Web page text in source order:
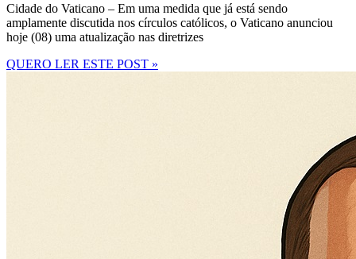
Cidade do Vaticano – Em uma medida que já está sendo
amplamente discutida nos círculos católicos, o Vaticano anunciou
hoje (08) uma atualização nas diretrizes
QUERO LER ESTE POST »